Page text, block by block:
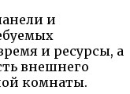
и
и ресурсы, а
внешнего
комнаты.